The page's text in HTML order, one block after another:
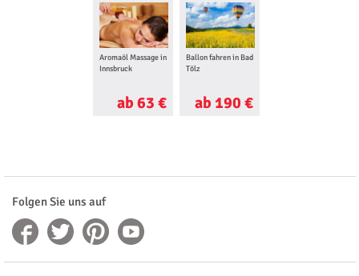
Aromaöl Massage in
Innsbruck
ab 63 €
Ballon fahren in Bad
Tölz
ab 190 €
Folgen Sie uns auf